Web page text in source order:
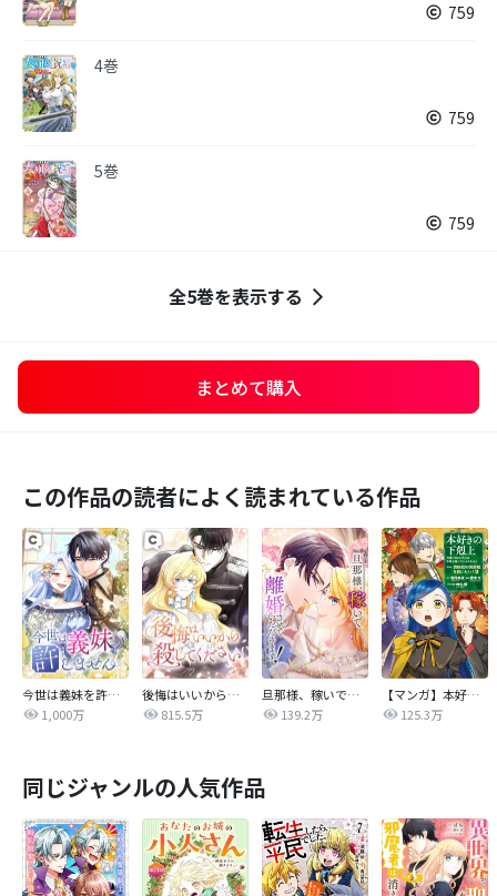
759
4巻
759
5巻
759
全5巻を表示する
まとめて購入
この作品の読者によく読まれている作品
今世は義妹を許しません
1,000万
後悔はいいから殺してください
815.5万
旦那様、稼いで離婚させていただきます！
139.2万
【マンガ】本好きの下剋上 第四部
125.3万
同じジャンルの人気作品